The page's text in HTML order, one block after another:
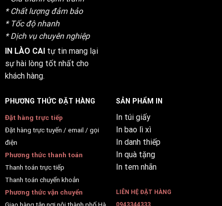
* Chất lượng đảm bảo
* Tốc độ nhanh
* Dịch vụ chuyên nghiệp
IN LÀO CAItự tin mang lại
sự hài lòng tốt nhất cho
khách hàng.
PHƯƠNG THỨC ĐẶT HÀNG
Đặt hàng trực tiếp
Đặt hàng trực tuyến / email / gọi
điện
Phương thức thanh toán
Thanh toán trực tiếp
Thanh toán chuyển khoản
Phương thức vận chuyển
SẢN PHẨM IN
In túi giấy
In bao lì xì
In danh thiếp
In quà tặng
In tem nhãn
LIÊN HỆ ĐẶT HÀNG
0943344333